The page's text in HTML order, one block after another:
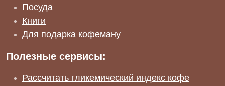
Посуда
Книги
Для подарка кофеману
Полезные сервисы:
Рассчитать гликемический индекс кофе